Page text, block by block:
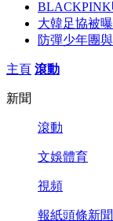
BLACKPINK
大韓足協被
防彈少年團
主頁 滾動
新聞
滾動
文娛體育
視頻
報紙頭條新聞